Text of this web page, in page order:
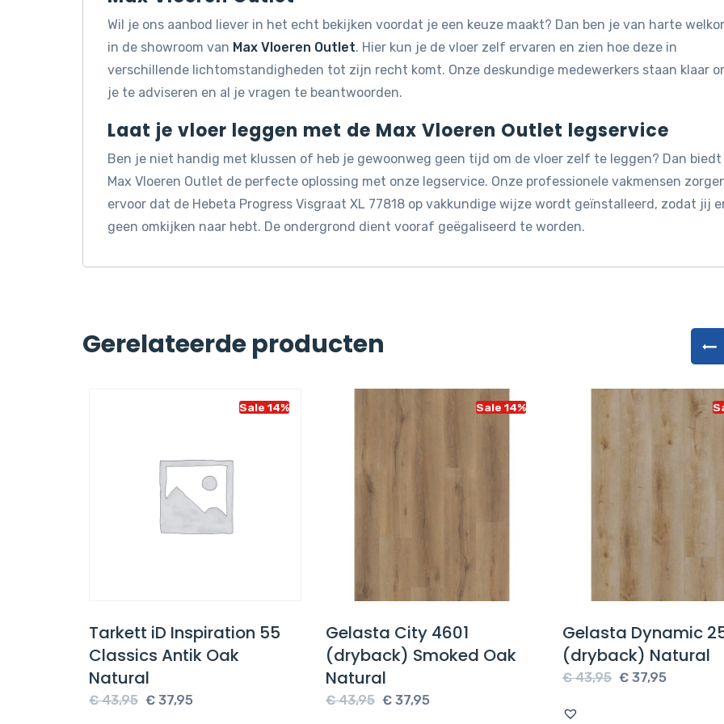
Wil je ons aanbod liever in het echt bekijken voordat je een keuze maakt? Dan ben je van harte
in de showroom van Max Vloeren Outlet. Hier kun je de vloer zelf ervaren en zien hoe deze in
verschillende lichtomstandigheden tot zijn recht komt. Onze deskundige medewerkers staan klaar
je te adviseren en al je vragen te beantwoorden.
Laat je vloer leggen met de Max Vloeren Outlet legservice
Ben je niet handig met klussen of heb je gewoonweg geen tijd om de vloer zelf te leggen? Dan biedt
Max Vloeren Outlet de perfecte oplossing met onze legservice. Onze professionele vakmensen
ervoor dat de Hebeta Progress Visgraat XL 77818 op vakkundige wijze wordt geïnstalleerd, zodat jij
geen omkijken naar hebt. De ondergrond dient vooraf geëgaliseerd te worden.
Gerelateerde producten
Sale 14%
Tarkett iD Inspiration 55
Classics Antik Oak
Natural
€43,95
Oorspronkelijke
€37,95Huidige
Sale 14%
Gelasta City 4601
(dryback) Smoked Oak
Natural
€43,95
Oorspronkelijke
€37,95Huidige
Gelasta Dynamic
(dryback) Natural
€43,95
Oorspronkelijke
€37,95Huidige